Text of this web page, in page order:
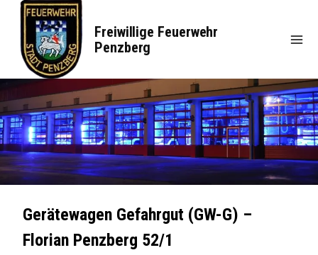
springen
Freiwillige Feuerwehr
Penzberg
Gerätewagen Gefahrgut (GW-G) –
Florian Penzberg 52/1